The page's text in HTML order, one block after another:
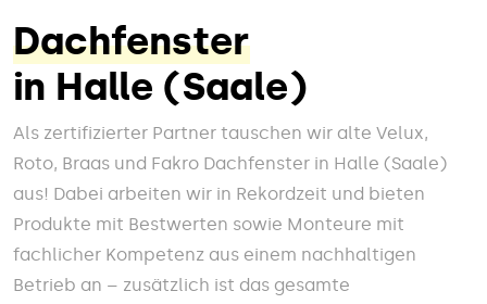
Dachfenster
in Halle (Saale)
Als zertifizierter Partner tauschen wir alte Velux,
Roto, Braas und Fakro Dachfenster in Halle (Saale)
aus! Dabei arbeiten wir in Rekordzeit und bieten
Produkte mit Bestwerten sowie Monteure mit
fachlicher Kompetenz aus einem nachhaltigen
Betrieb an – zusätzlich ist das gesamte